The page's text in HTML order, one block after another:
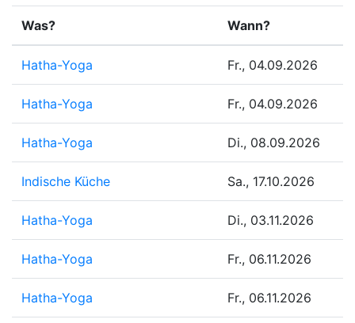
Was? Wann?
Hatha-Yoga Fr., 04.09.2026
Hatha-Yoga Fr., 04.09.2026
Hatha-Yoga Di., 08.09.2026
Indische Küche Sa., 17.10.2026
Hatha-Yoga Di., 03.11.2026
Hatha-Yoga Fr., 06.11.2026
Hatha-Yoga Fr., 06.11.2026